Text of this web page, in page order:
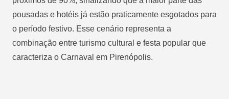
pousadas e hotéis já estão praticamente esgotados para
o período festivo. Esse cenário representa a
combinação entre turismo cultural e festa popular que
caracteriza o Carnaval em Pirenópolis.